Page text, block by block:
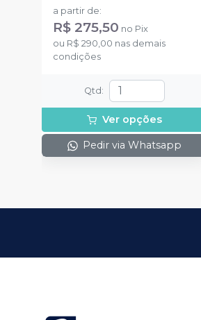
a partir de:
R$ 275,50 no Pix
ou R$ 290,00 nas demais
condições
Qtd :
Ver opções
Pedir via Whatsapp